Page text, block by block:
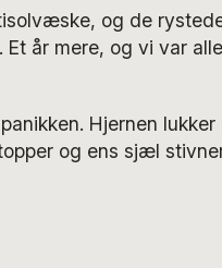
og de
år mere, og vi var alle
Hjernen lukker
og ens sjæl